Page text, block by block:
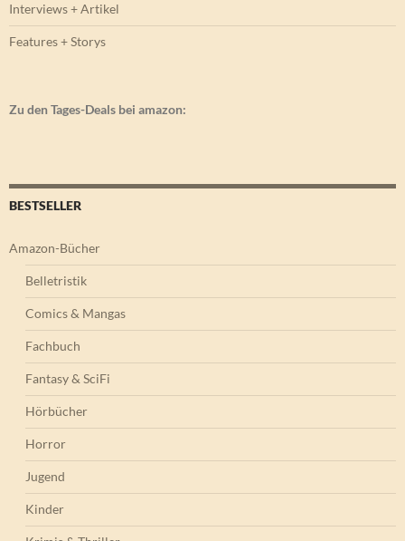
Interviews + Artikel
Features + Storys
Zu den Tages-Deals bei amazon:
BESTSELLER
Amazon-Bücher
Belletristik
Comics & Mangas
Fachbuch
Fantasy & SciFi
Hörbücher
Horror
Jugend
Kinder